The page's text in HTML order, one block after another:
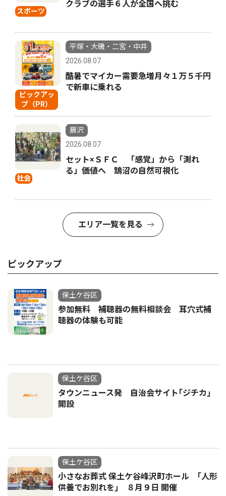
スポーツ
クラブの選手６人が全国へ挑む
ピックアッ
プ（PR）
平塚・大磯・二宮・中井
2026.08.07
酷暑でマイカー需要急増月々１万５千円
で新車に乗れる
社会
藤沢
2026.08.07
セット×ＳＦＣ 「感覚」から「測れ
る」価値へ 鵠沼の自然可視化
エリア一覧を見る
ピックアップ
保土ケ谷区
参加無料 補聴器の無料相談会 耳穴式補
聴器の体験も可能
保土ケ谷区
タウンニュース発 自治会サイト｢ジチカ｣
開設
保土ケ谷区
小さなお葬式 保土ケ谷峰沢町ホール ｢人形
供養でお別れを｣ ８月９日 開催